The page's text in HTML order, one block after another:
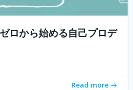
ロから始める自己プロデ
Read more
た田舎も、不便に感じなくなって
自分が好きな仕事ってあるの？そ
ません。 「不便な田舎の自由な暮